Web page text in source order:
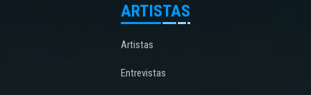
ARTISTAS
Artistas
Entrevistas